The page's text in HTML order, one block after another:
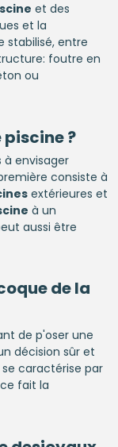
et des
et la
stabilisé, entre
foutre en
ou
piscine?
à envisager
consiste à
extérieures et
à un
aussi être
de la
de p'oser une
décision sûr et
caractérise par
fait la